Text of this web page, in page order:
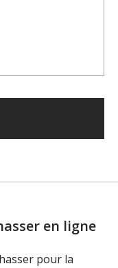
en ligne
pour la